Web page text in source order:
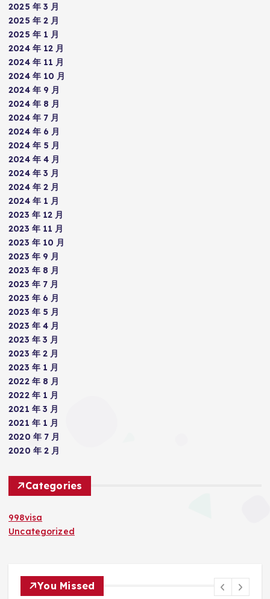
2025 年 3 月
2025 年 2 月
2025 年 1 月
2024 年 12 月
2024 年 11 月
2024 年 10 月
2024 年 9 月
2024 年 8 月
2024 年 7 月
2024 年 6 月
2024 年 5 月
2024 年 4 月
2024 年 3 月
2024 年 2 月
2024 年 1 月
2023 年 12 月
2023 年 11 月
2023 年 10 月
2023 年 9 月
2023 年 8 月
2023 年 7 月
2023 年 6 月
2023 年 5 月
2023 年 4 月
2023 年 3 月
2023 年 2 月
2023 年 1 月
2022 年 8 月
2022 年 1 月
2021 年 3 月
2021 年 1 月
2020 年 7 月
2020 年 2 月
Categories
998visa
Uncategorized
You Missed